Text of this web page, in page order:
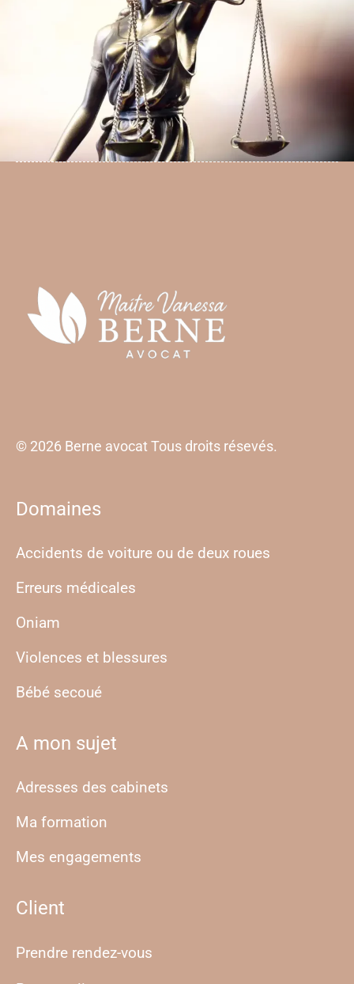
© 2026 Berne avocat Tous droits résevés.
Domaines
Accidents de voiture ou de deux roues
Erreurs médicales
Oniam
Violences et blessures
Bébé secoué
A mon sujet
Adresses des cabinets
Ma formation
Mes engagements
Client
Prendre rendez-vous